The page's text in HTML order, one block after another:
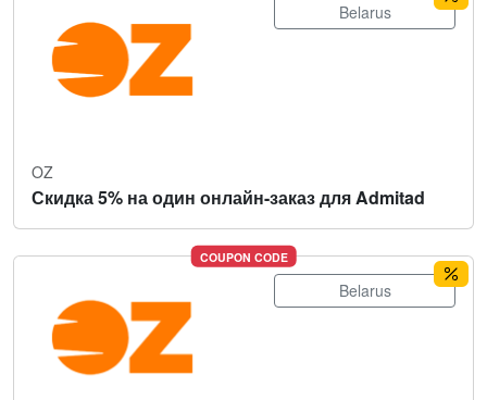
Belarus
OZ
Скидка 5% на один онлайн-заказ для Admitad
COUPON CODE
Belarus